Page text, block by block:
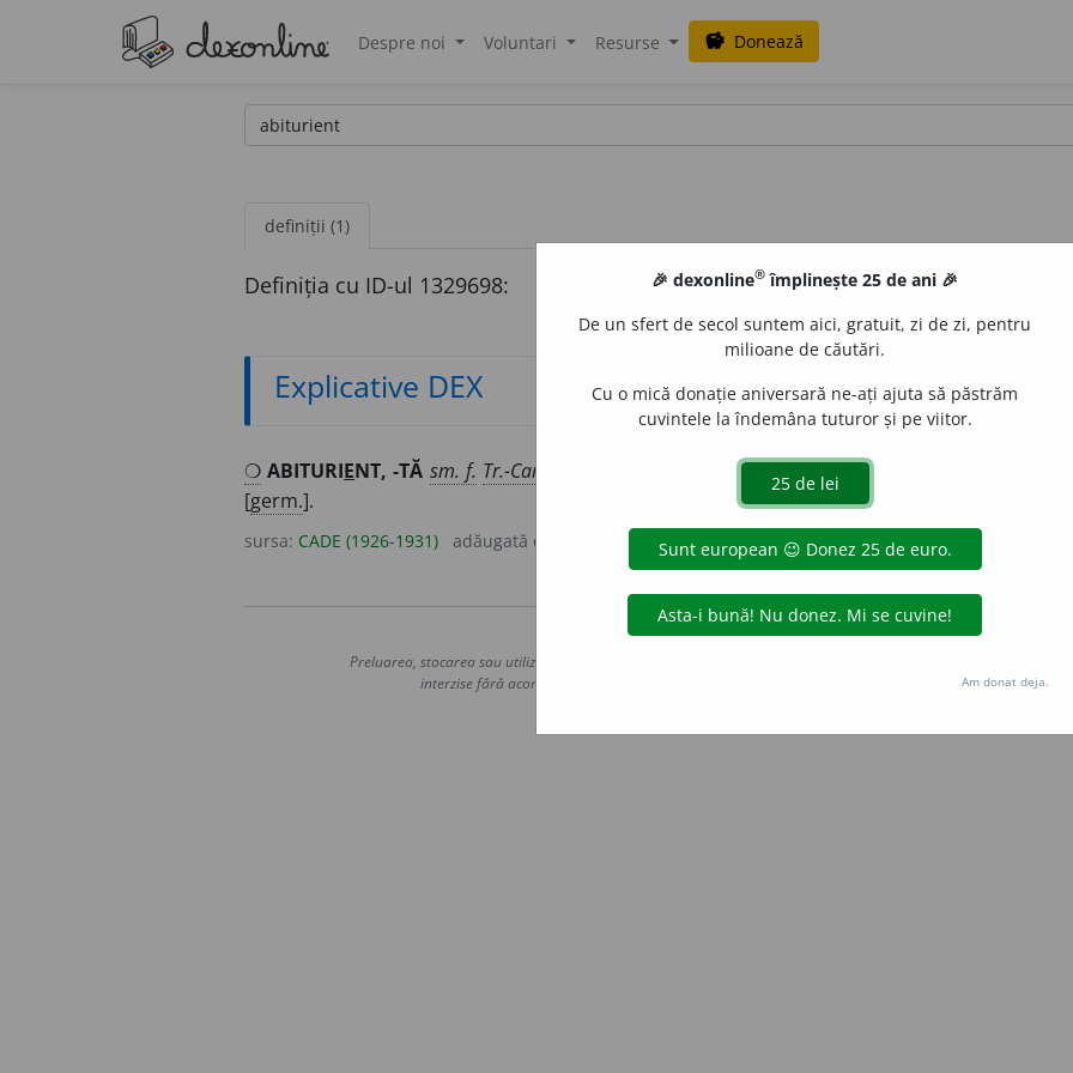
Despre noi Voluntari Resurse savings Donează
definiții (1)
Definiția cu ID-ul 1329698:
Explicative DEX
❍ ABITURIENT, -TĂ sm. f. Tr.-Carp.
Care a terminat cursurile unei școale superioare și
[germ.].
sursa: CADE (1926-1931) adăugată de Anca Alexandru acțiuni
Copyright © 2004-2026 dexonline (https://dexonline.ro)
Preluarea, stocarea sau utilizarea datelor de pe acest site, inclusiv prin orice metode de extragere automată
interzise fără acordul nostru prealabil scris, cu excepția seturilor de date oferite oficial spre utilizare
🎉 dexonline® împlinește 25 de ani 🎉
De un sfert de secol suntem aici, gratuit, zi de zi, pentru
milioane de căutări.
Cu o mică donație aniversară ne-ați ajuta să păstrăm
cuvintele la îndemâna tuturor și pe viitor.
Am donat deja.